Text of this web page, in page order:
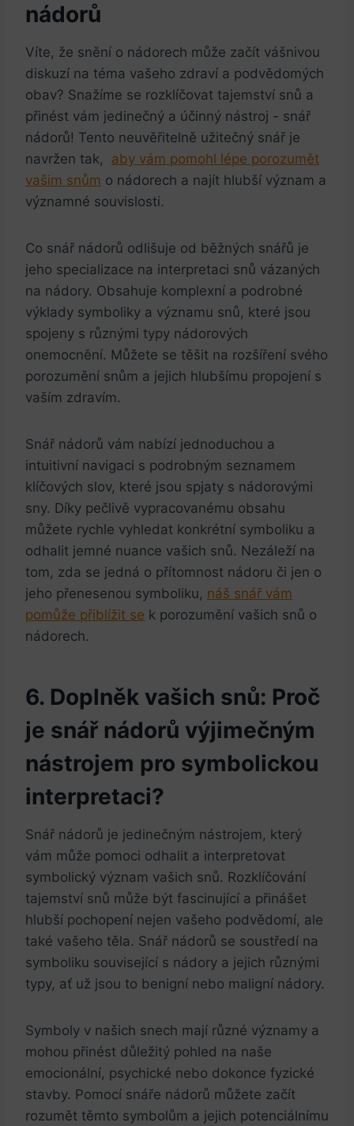
nádorů
Víte, ​že snění‍ o nádorech může‍ začít vášnivou ​
diskuzí ⁣na téma vašeho ⁤zdraví a podvědomých
obav? Snažíme se rozklíčovat tajemství snů a
‌přinést ‍vám jedinečný a⁣ účinný nástroj -⁢ snář
nádorů! Tento ‍neuvěřitelně ‌užitečný⁣ snář je
navržen tak, ​ aby vám⁤ pomohl lépe‌ porozumět
vašim snům o nádorech a najít hlubší⁤ význam a
významné souvislosti.
Co snář nádorů odlišuje ‌od ⁣běžných snářů je
jeho specializace ⁤na interpretaci⁣ snů vázaných
na nádory. Obsahuje komplexní a podrobné
výklady symboliky ​a ⁣významu snů, které⁣ jsou
spojeny s různými typy nádorových
onemocnění. Můžete se těšit na rozšíření svého‍
porozumění snům a jejich hlubšímu propojení s
‍vaším ‌zdravím.
Snář ​nádorů vám nabízí ⁤jednoduchou a
intuitivní ‍navigaci s‍ podrobným seznamem
klíčových ‍slov,‍ které ‍jsou spjaty s nádorovými⁢
sny. Díky ⁢pečlivě⁤ vypracovanému obsahu
můžete rychle vyhledat konkrétní ​symboliku⁢ a ​
odhalit ⁣jemné nuance vašich​ snů.‍ Nezáleží na
tom, zda‍ se jedná o přítomnost nádoru či⁤ jen ​o
jeho ‌přenesenou‍ symboliku, náš snář vám
pomůže přiblížit se ‌k porozumění ⁣vašich ‍snů o ​
nádorech.
6. Doplněk ⁣vašich snů:‌ Proč
je snář nádorů⁣ výjimečným
nástrojem pro symbolickou
‍interpretaci?
Snář nádorů je jedinečným nástrojem, ⁢který
⁣vám⁤ může pomoci odhalit a interpretovat
symbolický význam‌ vašich​ snů. ⁤Rozklíčování
tajemství snů může být fascinující a přinášet
hlubší pochopení nejen​ vašeho podvědomí,⁣ ale
také ⁤vašeho těla. Snář nádorů se soustředí na
symboliku související s ⁤nádory a ⁣jejich ⁤různými
typy, ​ať⁢ už jsou to benigní nebo ⁢maligní ⁢nádory.
Symboly v našich ‍snech mají různé významy ⁤a⁤
mohou přinést důležitý pohled ‌na⁣ naše⁣
emocionální, psychické nebo dokonce fyzické
stavby. ​Pomocí ‍snáře nádorů můžete začít
rozumět těmto symbolům a jejich ​potenciálnímu